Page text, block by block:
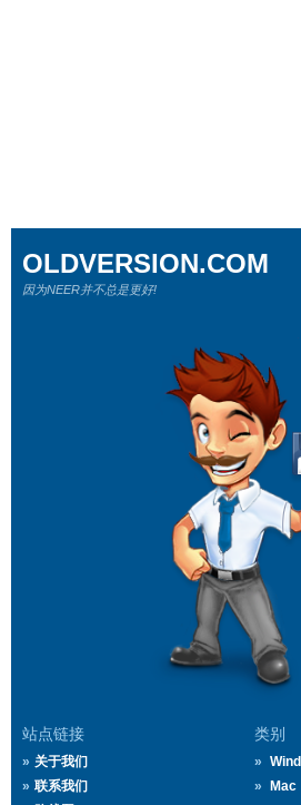
站点链接
关于我们
联系我们
类别
Mac
OLDVERSION.COM
因为NEER并不总是更好!